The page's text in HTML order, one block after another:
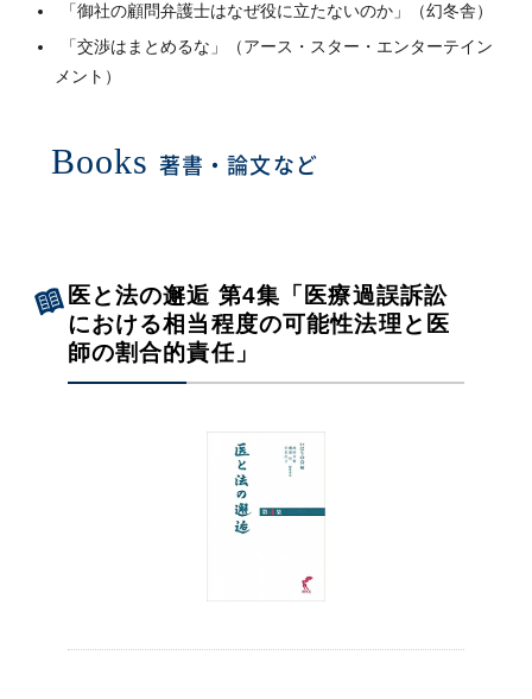
「御社の顧問弁護士はなぜ役に立たないのか」（幻冬舎）
「交渉はまとめるな」（アース・スター・エンターテイン
メント）
Books
医と法の邂逅 第4集「医療過誤訴訟
における相当程度の可能性法理と医
師の割合的責任」